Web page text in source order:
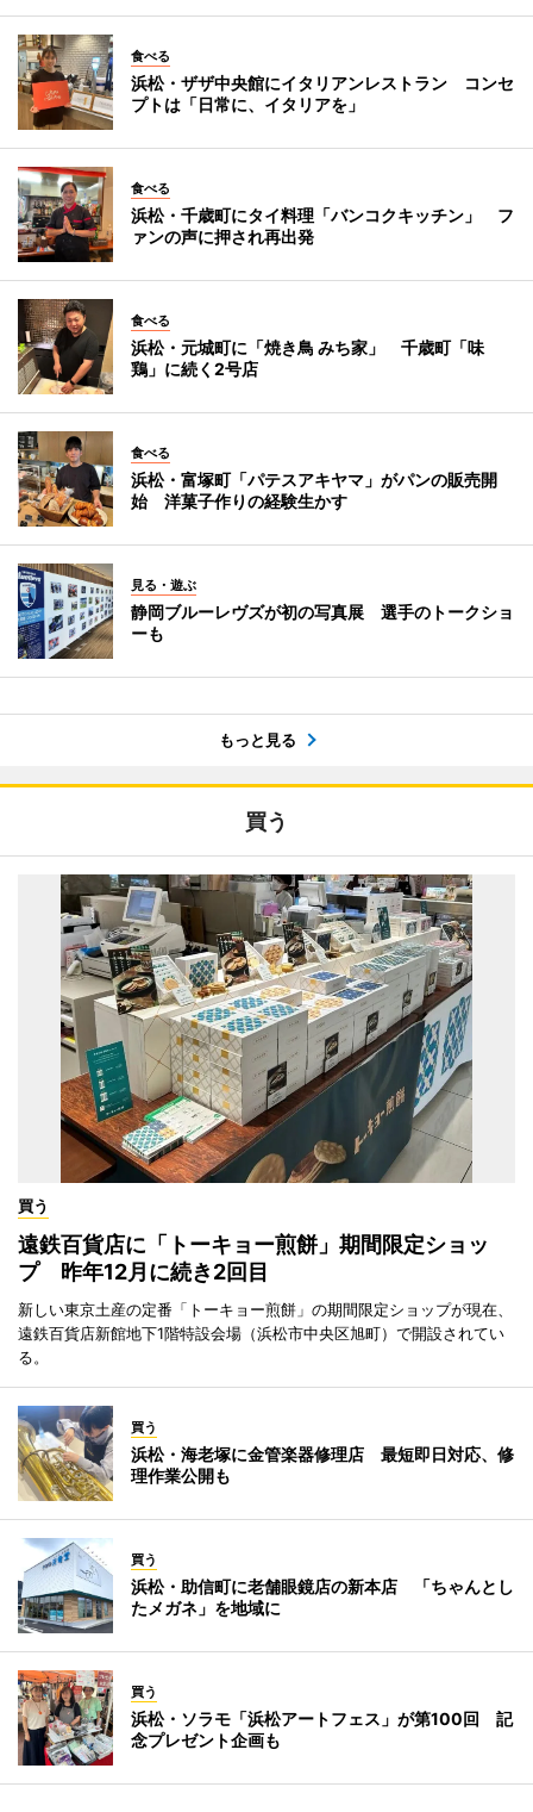
食べる
浜松・ザザ中央館にイタリアンレストラン コンセ
プトは「日常に、イタリアを」
食べる
浜松・千歳町にタイ料理「バンコクキッチン」 フ
ァンの声に押され再出発
食べる
浜松・元城町に「焼き鳥 みち家」 千歳町「味
鶏」に続く2号店
食べる
浜松・富塚町「パテスアキヤマ」がパンの販売開
始 洋菓子作りの経験生かす
見る・遊ぶ
静岡ブルーレヴズが初の写真展 選手のトークショ
ーも
もっと見る
買う
買う
遠鉄百貨店に「トーキョー煎餅」期間限定ショッ
プ 昨年12月に続き2回目
新しい東京土産の定番「トーキョー煎餅」の期間限定ショップが現在、
遠鉄百貨店新館地下1階特設会場（浜松市中央区旭町）で開設されてい
る。
買う
浜松・海老塚に金管楽器修理店 最短即日対応、修
理作業公開も
買う
浜松・助信町に老舗眼鏡店の新本店 「ちゃんとし
たメガネ」を地域に
買う
浜松・ソラモ「浜松アートフェス」が第100回 記
念プレゼント企画も